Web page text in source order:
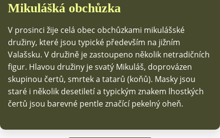
Mikulášká obchůzka
V prosinci žije celá obec obchůzkami mikulášské
družiny, které jsou typické především na jižním
Valašsku. V družině je zastoupeno několik netradičních
figur. Hlavou družiny je svatý Mikuláš, doprovázen
skupinou čertů, smrtek a tatarů (koňů). Masky jsou
staré i několik desetiletí a typickým znakem lhostkých
čertů jsou barevné pentle značící pekelný oheň.